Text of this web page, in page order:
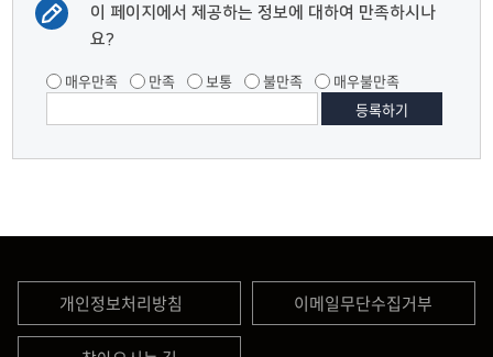
이 페이지에서 제공하는 정보에 대하여 만족하시나
요?
매우만족 만족 보통 불만족 매우불만족
개인정보처리방침 이메일무단수집거부